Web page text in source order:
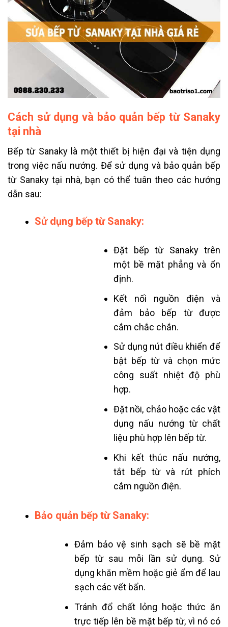
Cách sử dụng và bảo quản bếp từ Sanaky
tại nhà
Bếp từ Sanaky là một thiết bị hiện đại và tiện dụng
trong việc nấu nướng. Để sử dụng và bảo quản bếp
từ Sanaky tại nhà, bạn có thể tuân theo các hướng
dẫn sau:
Sử dụng bếp từ Sanaky:
Đặt bếp từ Sanaky trên
một bề mặt phẳng và ổn
định.
Kết nối nguồn điện và
đảm bảo bếp từ được
cắm chắc chắn.
Sử dụng nút điều khiển để
bật bếp từ và chọn mức
công suất nhiệt độ phù
hợp.
Đặt nồi, chảo hoặc các vật
dụng nấu nướng từ chất
liệu phù hợp lên bếp từ.
Khi kết thúc nấu nướng,
tắt bếp từ và rút phích
cắm nguồn điện.
Bảo quản bếp từ Sanaky:
Đảm bảo vệ sinh sạch sẽ bề mặt
bếp từ sau mỗi lần sử dụng. Sử
dụng khăn mềm hoặc giẻ ẩm để lau
sạch các vết bẩn.
Tránh đổ chất lỏng hoặc thức ăn
trực tiếp lên bề mặt bếp từ, vì nó có